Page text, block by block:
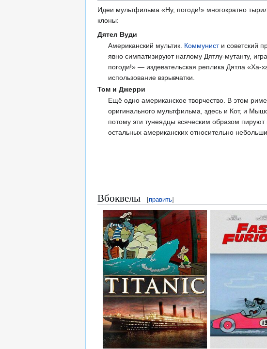
Идеи мультфильма «Ну, погоди!» многократно
клоны:
Дятел Вуди
Американский мультик. Коммунисти советский
явно симпатизируют наглому Дятлу-мутанту,
погоди!» — издевательская реплика Дятла «Ха-
использование взрывчатки.
Том и Джерри
Ещё одно американское творчество. В этом
оригинального мультфильма, здесь и Кот, и
потому эти тунеядцы всяческим образом
остальных американских относительно
Вбоквелы [править]